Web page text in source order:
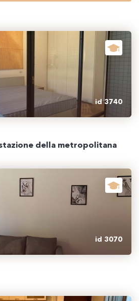
id 3740
della metropolitana
id 3070